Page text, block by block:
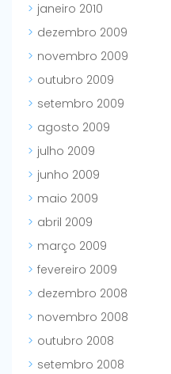
janeiro 2010
dezembro 2009
novembro 2009
outubro 2009
setembro 2009
agosto 2009
julho 2009
junho 2009
maio 2009
abril 2009
março 2009
fevereiro 2009
dezembro 2008
novembro 2008
outubro 2008
setembro 2008